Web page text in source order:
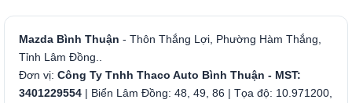
Mazda Bình Thuận - Thôn Thắng Lợi, Phường Hàm Thắng,
Tỉnh Lâm Đồng..
Đơn vị: Công Ty Tnhh Thaco Auto Bình Thuận - MST:
3401229554 | Biển Lâm Đồng: 48, 49, 86 | Tọa độ: 10.971200,